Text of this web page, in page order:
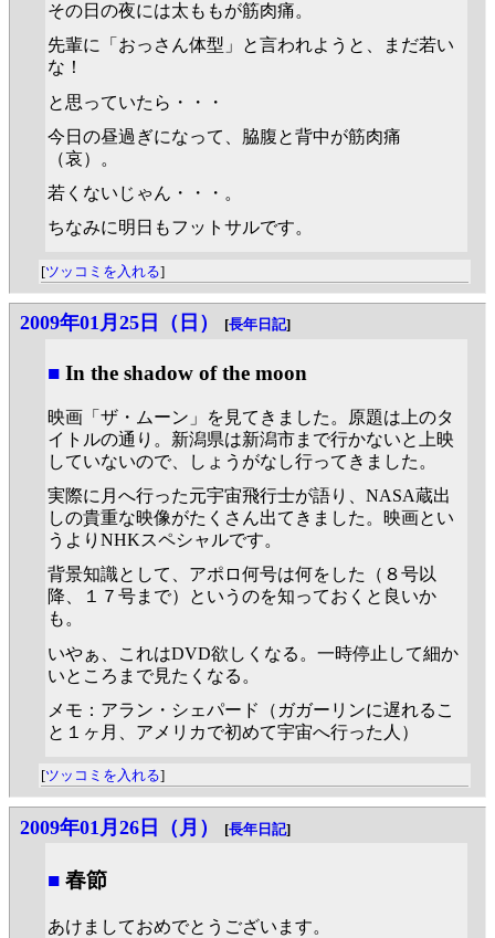
その日の夜には太ももが筋肉痛。
先輩に「おっさん体型」と言われようと、まだ若い
な！
と思っていたら・・・
今日の昼過ぎになって、脇腹と背中が筋肉痛
（哀）。
若くないじゃん・・・。
ちなみに明日もフットサルです。
[ツッコミを入れる]
2009年01月25日（日） [長年日記]
■ In the shadow of the moon
映画「ザ・ムーン」を見てきました。原題は上のタ
イトルの通り。新潟県は新潟市まで行かないと上映
していないので、しょうがなし行ってきました。
実際に月へ行った元宇宙飛行士が語り、NASA蔵出
しの貴重な映像がたくさん出てきました。映画とい
うよりNHKスペシャルです。
背景知識として、アポロ何号は何をした（８号以
降、１７号まで）というのを知っておくと良いか
も。
いやぁ、これはDVD欲しくなる。一時停止して細か
いところまで見たくなる。
メモ：アラン・シェパード（ガガーリンに遅れるこ
と１ヶ月、アメリカで初めて宇宙へ行った人）
[ツッコミを入れる]
2009年01月26日（月） [長年日記]
■ 春節
あけましておめでとうございます。